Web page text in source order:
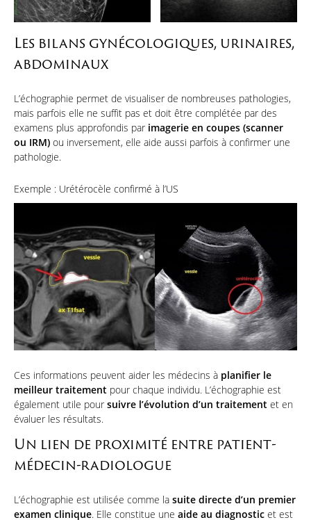
Les bilans gynécologiques, urinaires,
abdominaux
L’échographie permet de visualiser de nombreuses pathologies,
mais parfois elle ne suffit pas et doit être complétée par des
examens plus approfondis par imagerie en coupes (scanner
ou IRM) ou inversement, elle aide aussi parfois à confirmer une
pathologie.
Exemple : Urétérocèle confirmé à l’US
Ces informations peuvent aider les médecins à planifier le
meilleur traitement pour chaque individu. L’échographie est
également utile pour suivre l’évolution d’un traitement et en
évaluer les résultats.
Un lien de proximité entre patient-
médecin-radiologue
L’échographie est utilisée comme la suite directe d’un premier
examen clinique. Elle constitue une aide au diagnostic et est